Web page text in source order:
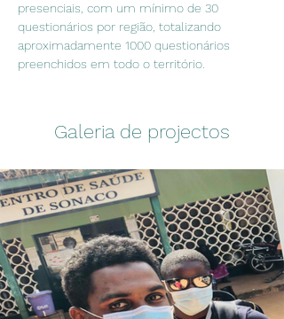
presenciais, com um mínimo de 30
questionários por região, totalizando
aproximadamente 1000 questionários
preenchidos em todo o território.
Galeria de projectos